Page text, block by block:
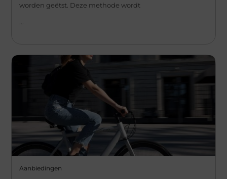
worden geëtst. Deze methode wordt
Aanbiedingen